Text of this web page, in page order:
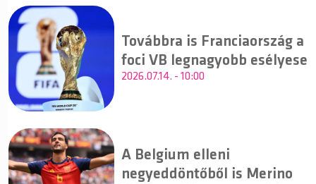
Továbbra is Franciaország a
foci VB legnagyobb esélyese
2026.07.14. - 10:00
A Belgium elleni
negyeddöntőből is Merino